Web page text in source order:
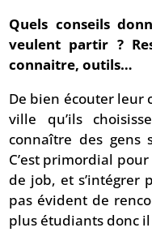
Quels conseils
veulent partir ?
connaitre, outils…
De bien écouter leur
ville qu’ils
connaître des gens
C’est primordial
de job, et s’intégrer
pas évident de
plus étudiants donc